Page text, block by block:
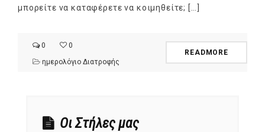
μπορείτε να καταφέρετε να κοιμηθείτε; […]
0
0
ημερολόγιο Διατροφής
READMORE
Οι Στήλες μας